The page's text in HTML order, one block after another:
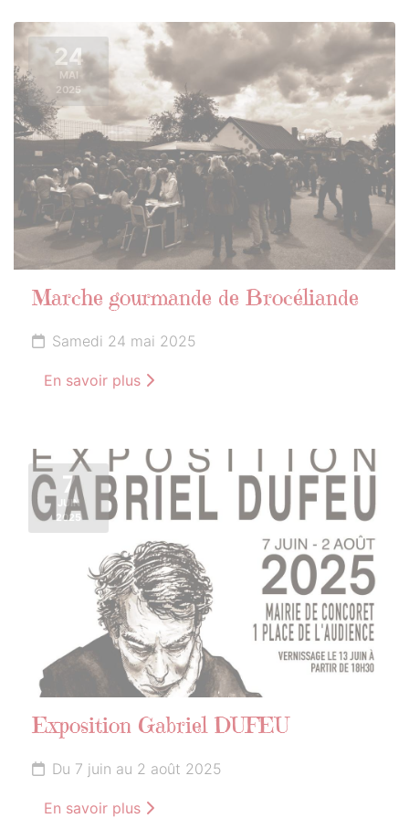
24
MAI
2025
Marche gourmande de Brocéliande
Samedi 24 mai 2025
En savoir plus
7
JUIN
2025
Exposition Gabriel DUFEU
Du 7 juin au 2 août 2025
En savoir plus